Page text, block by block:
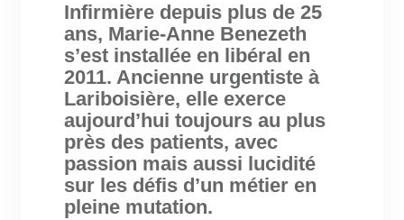
Infirmière depuis plus de 25
ans, Marie-Anne Benezeth
s’est installée en libéral en
2011. Ancienne urgentiste à
Lariboisière, elle exerce
aujourd’hui toujours au plus
près des patients, avec
passion mais aussi lucidité
sur les défis d’un métier en
pleine mutation.